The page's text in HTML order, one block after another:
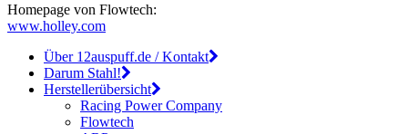
Homepage von Flowtech:
www.holley.com
Über 12auspuff.de / Kontakt
Darum Stahl!
Herstellerübersicht
Racing Power Company
Flowtech